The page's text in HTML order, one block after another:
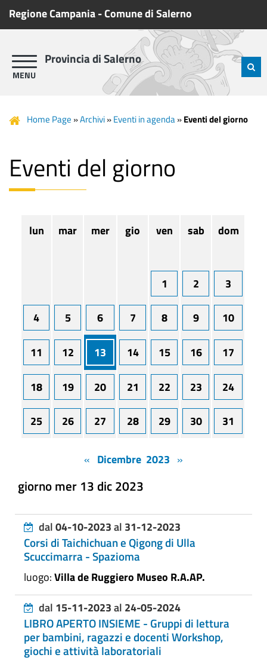
Regione Campania-Comune di Salerno
Provincia di Salerno
Home Page »Archivi»Eventi in agenda»Eventi del giorno
Eventi del giorno
lun mar mer gio ven sab dom
1 2 3
4 5 6 7 8 9 10
11 12 13 14 15 16 17
18 19 20 21 22 23 24
25 26 27 28 29 30 31
« Dicembre 2023 »
giorno mer 13 dic 2023
dal04-10-2023al 31-12-2023
Corsi di Taichichuan e Qigong di Ulla
Scuccimarra - Spazioma
luogo:Villa de Ruggiero Museo R.A.AP.
dal 15-11-2023al 24-05-2024
LIBRO APERTO INSIEME - Gruppi di lettura
per bambini, ragazzi e docenti Workshop,
giochi e attività laboratoriali